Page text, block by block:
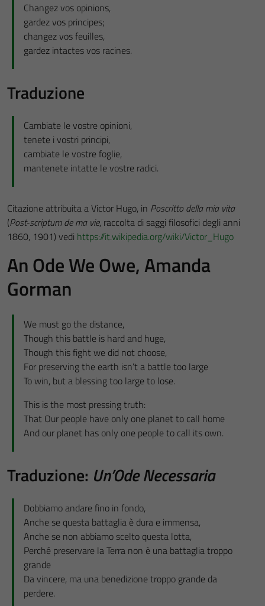
Changez vos opinions,
gardez vos principes;
changez vos feuilles,
gardez intactes vos racines.
Traduzione
Cambiate le vostre opinioni,
tenete i vostri principi,
cambiate le vostre foglie,
mantenete intatte le vostre radici.
Citazione attribuita a Victor Hugo, in Poscritto della mia vita
(Post-scriptum de ma vie, raccolta di saggi filosofici degli anni
1860, 1901) vedi https://it.wikipedia.org/wiki/Victor_Hugo
An Ode We Owe, Amanda
Gorman
We must go the distance,
Though this battle is hard and huge,
Though this fight we did not choose,
For preserving the earth isn’t a battle too large
To win, but a blessing too large to lose.
This is the most pressing truth:
That Our people have only one planet to call home
And our planet has only one people to call its own.
Traduzione: Un’Ode Necessaria
Dobbiamo andare fino in fondo,
Anche se questa battaglia è dura e immensa,
Anche se non abbiamo scelto questa lotta,
Perché preservare la Terra non è una battaglia troppo
grande
Da vincere, ma una benedizione troppo grande da
perdere.